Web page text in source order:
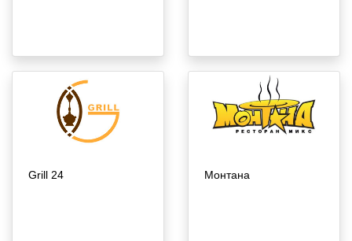
Grill 24 Монтана